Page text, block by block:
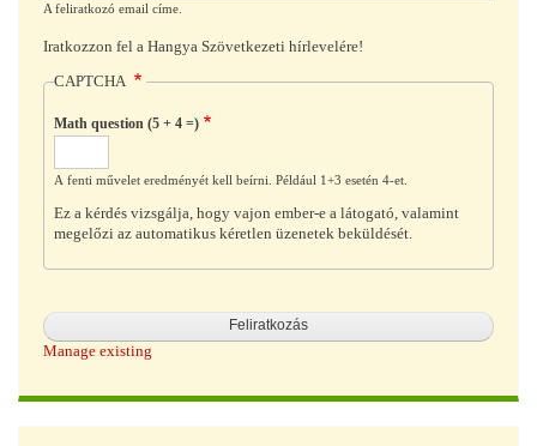
A feliratkozó email címe.
Iratkozzon fel a Hangya Szövetkezeti hírlevelére!
CAPTCHA
Math question (5 + 4 =)
A fenti művelet eredményét kell beírni. Például 1+3 esetén 4-et.
Ez a kérdés vizsgálja, hogy vajon ember-e a látogató, valamint
megelőzi az automatikus kéretlen üzenetek beküldését.
Manage existing